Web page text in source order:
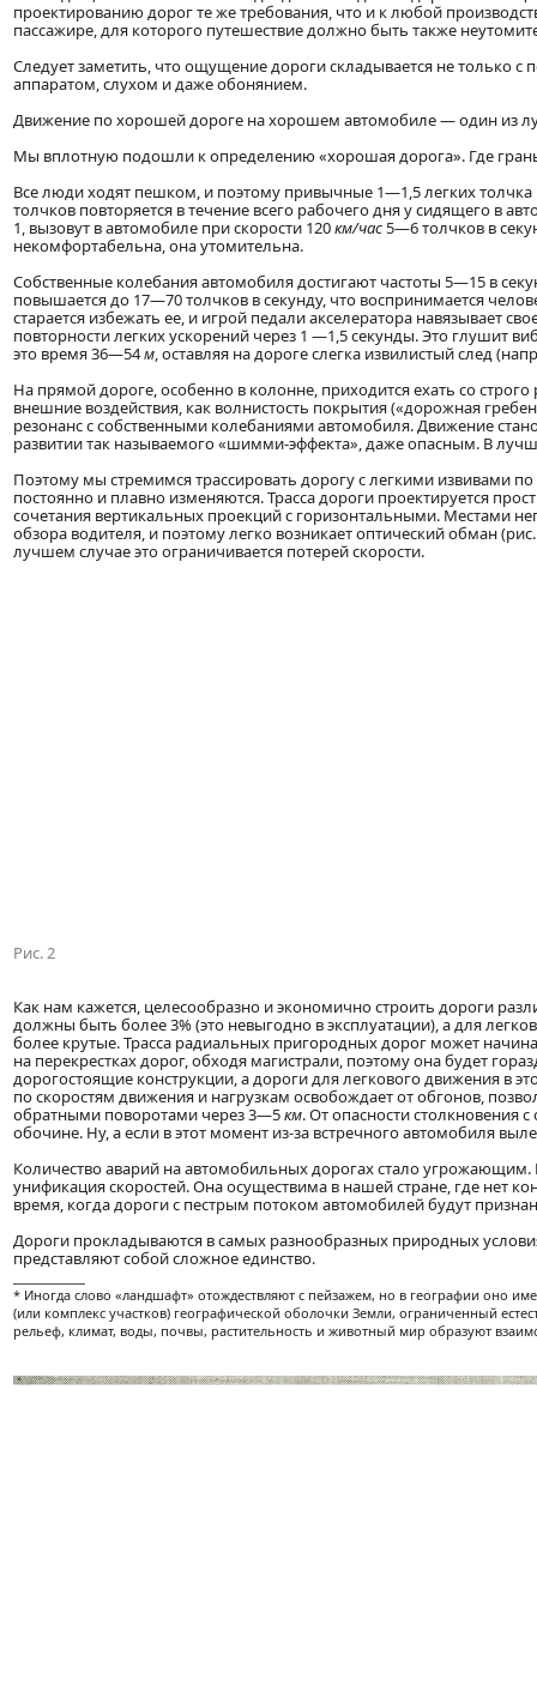
проектированию дорог те же требования, что и к любой
пассажире, для которого путешествие должно быть также
Следует заметить, что ощущение дороги складывается не
аппаратом, слухом и даже обонянием.
Движение по хорошей дороге на хорошем автомобиле — один из
Мы вплотную подошли к определению «хорошая дорога». Где
Все люди ходят пешком, и поэтому привычные 1—1,5 легких толчка
толчков повторяется в течение всего рабочего дня у сидящего в
1, вызовут в автомобиле при скорости 120км/час 5—6 толчков в
некомфортабельна, она утомительна.
Собственные колебания автомобиля достигают частоты 5—15 в
повышается до 17—70 толчков в секунду, что воспринимается
старается избежать ее, и игрой педали акселератора навязывает
повторности легких ускорений через 1 —1,5 секунды. Это глушит
это время 36—54м, оставляя на дороге слегка извилистый след
На прямой дороге, особенно в колонне, приходится ехать со
внешние воздействия, как волнистость покрытия («дорожная
резонанс с собственными колебаниями автомобиля. Движение
развитии так называемого «шимми-эффекта», даже опасным. В
Поэтому мы стремимся трассировать дорогу с легкими извивами
постоянно и плавно изменяются. Трасса дороги проектируется
сочетания вертикальных проекций с горизонтальными. Местами
обзора водителя, и поэтому легко возникает оптический обман
лучшем случае это ограничивается потерей скорости.
Рис. 2
Как нам кажется, целесообразно и экономично строить дороги
должны быть более 3% (это невыгодно в эксплуатации), а для
более крутые. Трасса радиальных пригородных дорог может
на перекрестках дорог, обходя магистрали, поэтому она будет
дорогостоящие конструкции, а дороги для легкового движения в
по скоростям движения и нагрузкам освобождает от обгонов,
обратными поворотами через 3—5км. От опасности
обочине. Ну, а если в этот момент из-за встречного автомобиля
Количество аварий на автомобильных дорогах стало
унификация скоростей. Она осуществима в нашей стране, где нет
время, когда дороги с пестрым потоком автомобилей будут
Дороги прокладываются в самых разнообразных природных
представляют собой сложное единство.
* Иногда слово «ландшафт» отождествляют с пейзажем, но в географии оно
(или комплекс участков) географической оболочки Земли, ограниченный
рельеф, климат, воды, почвы, растительность и животный мир образуют